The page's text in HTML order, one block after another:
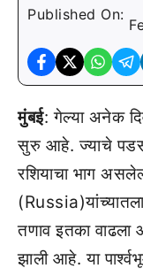
Published On:
मुंबई: गेल्या अनेक
सुरु आहे. ज्याचे
रशियाचा भाग
तणाव इतका वाढला
झाली आहे. या